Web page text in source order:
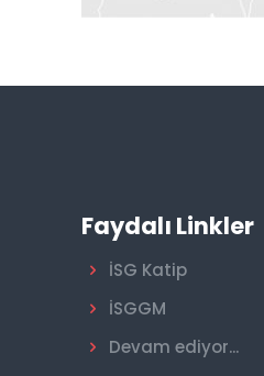
Faydalı Linkler
İSG Katip
İSGGM
Devam ediyor...